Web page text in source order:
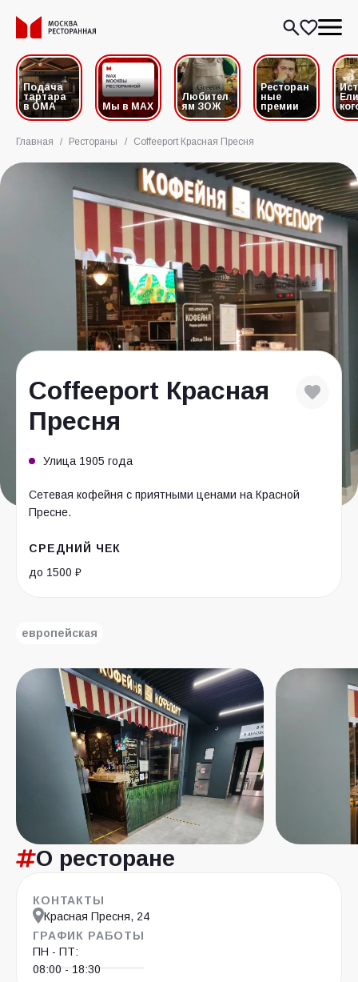
Подача
тартара
в ОМА
Мы в MAX
Любител
ям ЗОЖ
Ресторан
ные
премии
Главная / Рестораны / Coffeeport Красная Пресня
Coffeeport Красная
Пресня
Улица 1905 года
Сетевая кофейня с приятными ценами на Красной
Пресне.
СРЕДНИЙ ЧЕК
до 1500 ₽
европейская
О ресторане
КОНТАКТЫ
Красная Пресня, 24
ГРАФИК РАБОТЫ
ПН - ПТ:
08:00 - 18:30